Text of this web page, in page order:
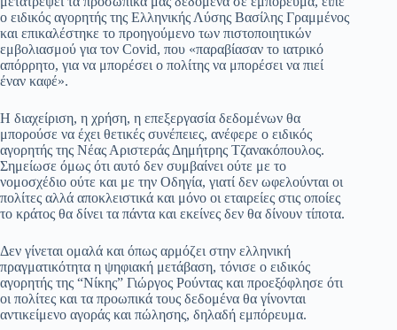
ο ειδικός αγορητής της Ελληνικής Λύσης Βασίλης Γραμμένος
και επικαλέστηκε το προηγούμενο των πιστοποιητικών
εμβολιασμού για τον Covid, που «παραβίασαν το ιατρικό
απόρρητο, για να μπορέσει ο πολίτης να μπορέσει να πιεί
έναν καφέ».
Η διαχείριση, η χρήση, η επεξεργασία δεδομένων θα
μπορούσε να έχει θετικές συνέπειες, ανέφερε ο ειδικός
αγορητής της Νέας Αριστεράς Δημήτρης Τζανακόπουλος.
Σημείωσε όμως ότι αυτό δεν συμβαίνει ούτε με το
νομοσχέδιο ούτε και με την Οδηγία, γιατί δεν ωφελούνται οι
πολίτες αλλά αποκλειστικά και μόνο οι εταιρείες στις οποίες
το κράτος θα δίνει τα πάντα και εκείνες δεν θα δίνουν τίποτα.
Δεν γίνεται ομαλά και όπως αρμόζει στην ελληνική
πραγματικότητα η ψηφιακή μετάβαση, τόνισε ο ειδικός
αγορητής της “Νίκης” Γιώργος Ρούντας και προεξόφλησε ότι
οι πολίτες και τα προωπικά τους δεδομένα θα γίνονται
αντικείμενο αγοράς και πώλησης, δηλαδή εμπόρευμα.